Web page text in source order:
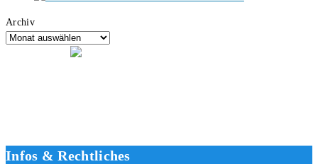
Archiv
Infos & Rechtliches